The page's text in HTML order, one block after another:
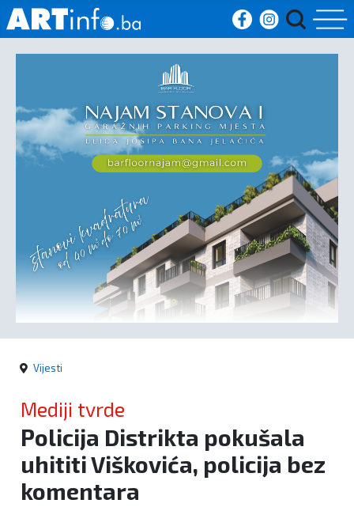
Vijesti
Sport
Crna
kronika
Politika
Vijesti
Mediji tvrde
Policija Distrikta pokušala
uhititi Viškovića, policija bez
komentara